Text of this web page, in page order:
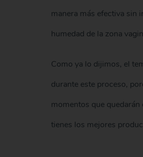
manera más efectiva sin
humedad de la zona
Como ya lo dijimos, el
durante este proceso,
momentos que
tienes los mejores